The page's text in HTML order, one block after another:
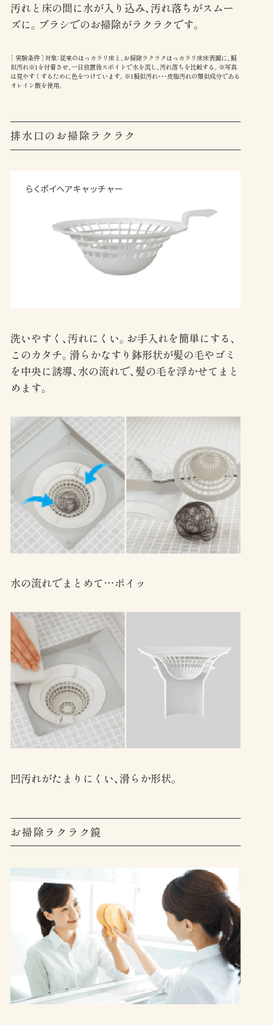
汚れと床の間に水が入り込み、汚れ落ちがスムー
ズに。ブラシでのお掃除がラクラクです。
［ 実験条件 ］対象：従来のほっカラリ床と、お掃除ラクラクほっカラリ床床表面に、擬
似汚れ※1を付着させ、一日放置後スポイトで水を流し、汚れ落ちを比較する。※写真
は見やすくするために色をつけています。※1擬似汚れ・・・皮脂汚れの類似成分である
オレイン酸を使用。
排水口のお掃除ラクラク
洗いやすく、汚れにくい。お手入れを簡単にする、
このカタチ。滑らかなすり鉢形状が髪の毛やゴミ
を中央に誘導、水の流れで、髪の毛を浮かせてまと
めます。
水の流れでまとめて…ポイッ
凹汚れがたまりにくい、滑らか形状。
お掃除ラクラク鏡